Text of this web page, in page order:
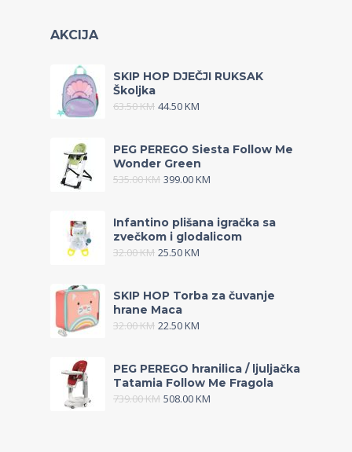
AKCIJA
SKIP HOP DJEČJI RUKSAK
Školjka
63.50KM 44.50KM
PEG PEREGO Siesta Follow Me
Wonder Green
535.00KM 399.00KM
Infantino plišana igračka sa
zvečkom i glodalicom
32.00KM 25.50KM
SKIP HOP Torba za čuvanje
hrane Maca
32.00KM 22.50KM
PEG PEREGO hranilica / ljuljačka
Tatamia Follow Me Fragola
739.00KM 508.00KM